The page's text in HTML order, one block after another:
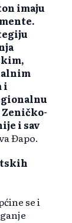
imaju
i
Zeničko-
i sav
Đapo.
se i